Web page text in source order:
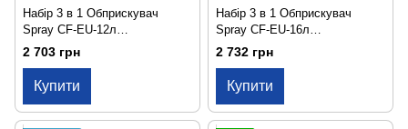
Набір 3 в 1 Обприскувач
Spray CF-EU-12л
акумуляторний та Насадка
Турбо туман Spray CF-107E
2 703 грн
Купити
Набір 3 в 1 Обприскувач
Spray CF-EU-16л
акумуляторний та Насадка
Турбо туман Spray CF-107E
2 732 грн
Купити